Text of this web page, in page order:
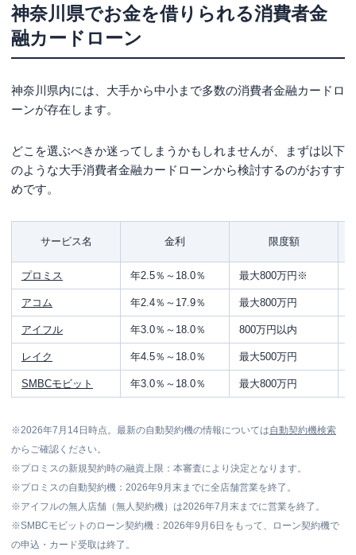
アスマイル
エース
まとめ
神奈川県でお金を借りられる消費者金
融カードローン
神奈川県内には、大手から中小まで多数の消費者金融カードロ
ーンが存在します。
どこを選ぶべきか迷ってしまうかもしれませんが、まずは以下
のような大手消費者金融カードローンから検討するのがおすす
めです。
サービス名 金利 限度額
プロミス 年2.5％～18.0％ 最大800万円 ※
アコム 年2.4％～17.9％ 最大800万円
アイフル 年3.0％～18.0％ 800万円以内
レイク 年4.5％～18.0％ 最大500万円
SMBCモビット 年3.0％～18.0％ 最大800万円
※2026年7月14日時点。最新の自動契約機の情報については自動契約機検索
からご確認ください。
※プロミスの新規契約時の融資上限：本審査により決定となります。
※プロミスの自動契約機：2026年9月末までに全店舗営業を終了。
※アイフルの無人店舗（無人契約機）は2026年7月末までに営業を終了。
※SMBCモビットのローン契約機：2026年9月6日をもって、ローン契約機で
の申込・カード受取は終了。